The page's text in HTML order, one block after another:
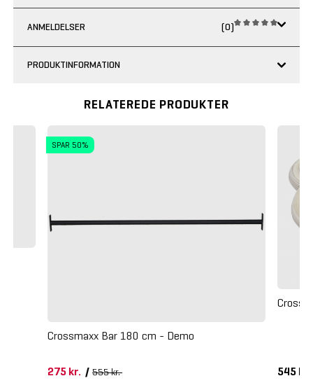
ANMELDELSER (0)
PRODUKTINFORMATION
RELATEREDE PRODUKTER
SPAR 50%
Crossmaxx Bar 180 cm - Demo
275 kr./ 555 kr. 545 kr.